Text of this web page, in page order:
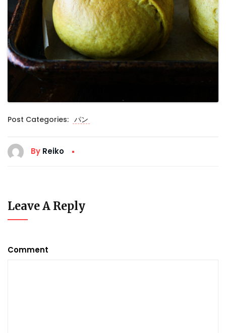
Post Categories: パン
By Reiko
Leave A Reply
Comment